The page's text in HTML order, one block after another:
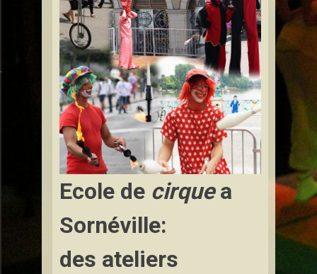
Ecole de cirquea
Sornéville:
des ateliers